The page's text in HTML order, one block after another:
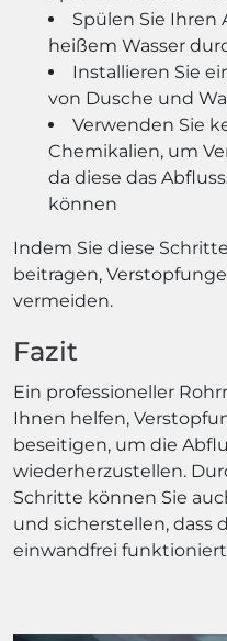
Spülen Sie Ihren
heißem Wasser
Installieren Sie
von Dusche und
Verwenden Sie
Chemikalien, um
da diese das
können
Indem Sie diese
beitragen,
vermeiden.
Fazit
Ein professioneller
Ihnen helfen,
beseitigen, um die
wiederherzustellen.
Schritte können Sie
und sicherstellen, dass
einwandfrei